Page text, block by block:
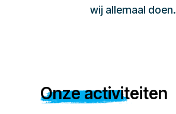
wij allemaal doen.
Onze activiteiten